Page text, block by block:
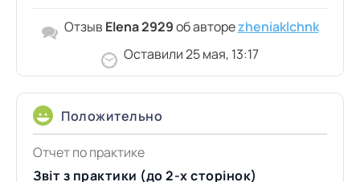
Отзыв Elena 2929об автореzheniaklchnk
Оставили 25 мая, 13:17
Положительно
Отчет по практике
Звіт з практики (до 2-х сторінок)